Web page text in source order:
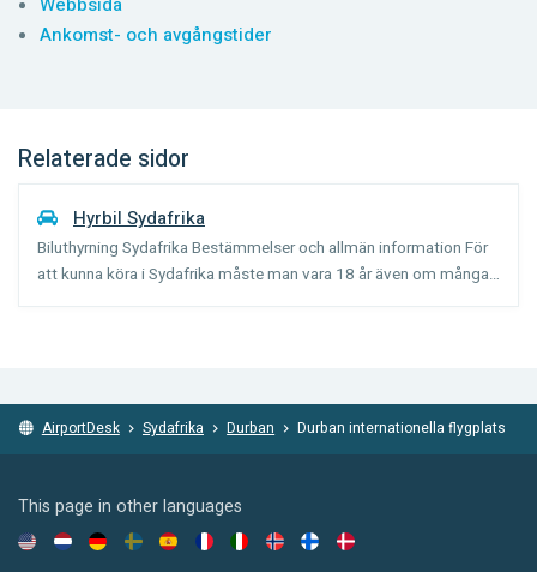
Webbsida
Ankomst- och avgångstider
Relaterade sidor
Hyrbil Sydafrika
Biluthyrning Sydafrika Bestämmelser och allmän information För
att kunna köra i Sydafrika måste man vara 18 år även om många
AirportDesk Sydafrika Durban Durban internationella flygplats
This page in other languages